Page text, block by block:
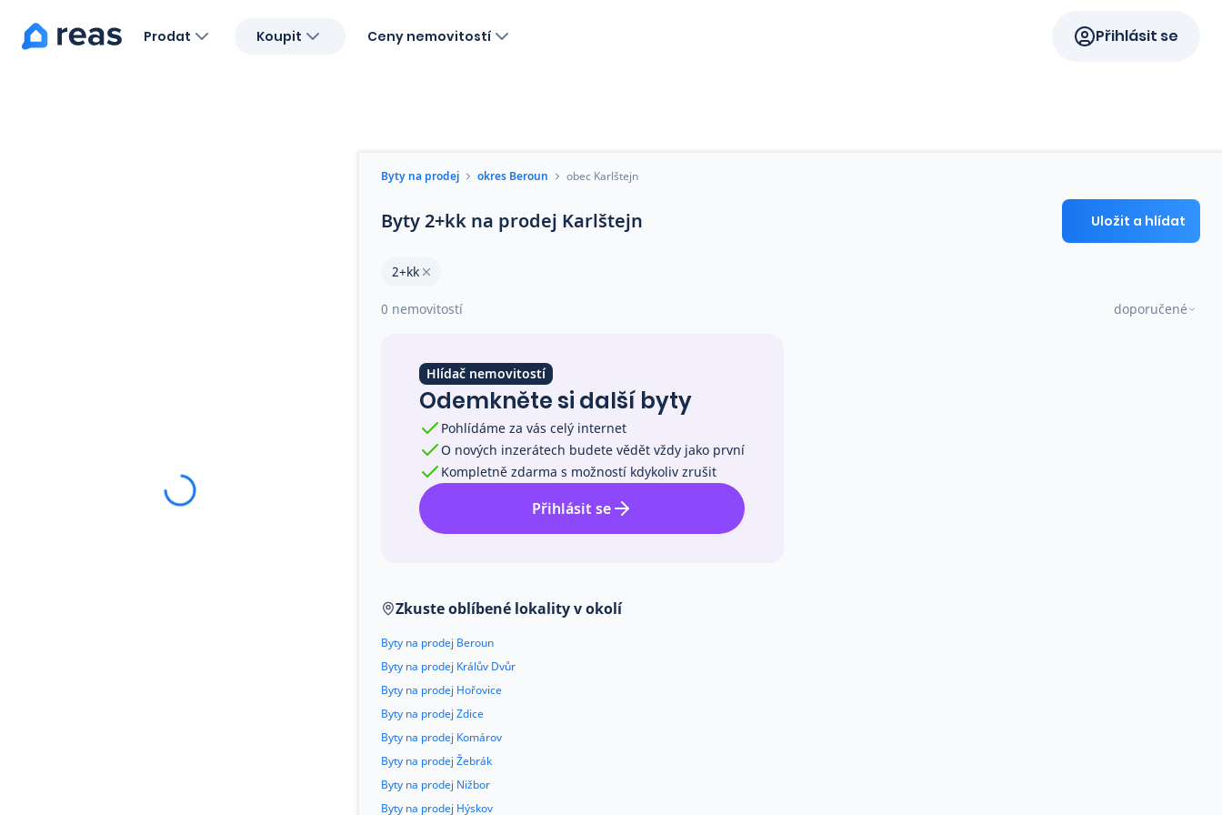
Prodat Koupit Ceny nemovitostí Přihlásit se
Byty na prodej okres Beroun obec Karlštejn
Byty 2+kk na prodej Karlštejn Uložit a hlídat
2+kk
0 nemovitostí doporučené
Hlídač nemovitostí
Odemkněte si další byty
Pohlídáme za vás celý internet
O nových inzerátech budete vědět vždy jako první
Kompletně zdarma s možností kdykoliv zrušit
Přihlásit se
Zkuste oblíbené lokality v okolí
Byty na prodej Beroun
Byty na prodej Králův Dvůr
Byty na prodej Hořovice
Byty na prodej Zdice
Byty na prodej Komárov
Byty na prodej Žebrák
Byty na prodej Nižbor
Byty na prodej Hýskov